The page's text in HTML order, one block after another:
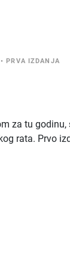
• PRVA IZDANJA
za tu
rata. Prvo